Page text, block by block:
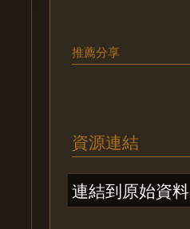
推薦分享
資源連結
連結到原始資料